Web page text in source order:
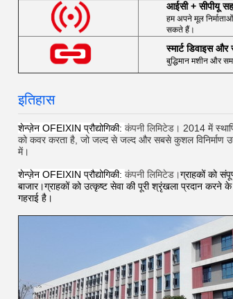
आईसी + सीपीयू
हम अपने मूल
सकते हैं।
स्मार्ट डिवाइस और
बुद्धिमान मशीन और
इतिहास
शेन्ज़ेन OFEIXIN प्रौद्योगिकी: कंपनी लिमिटेड। 2014 में
को कवर करता है, जो जल्द से जल्द और सबसे कुशल विनिर्माण
में।
शेन्ज़ेन OFEIXIN प्रौद्योगिकी: कंपनी लिमिटेड।ग्राहकों को
बाजार।ग्राहकों को उत्कृष्ट सेवा की पूरी श्रृंखला प्रदान
गहराई है।